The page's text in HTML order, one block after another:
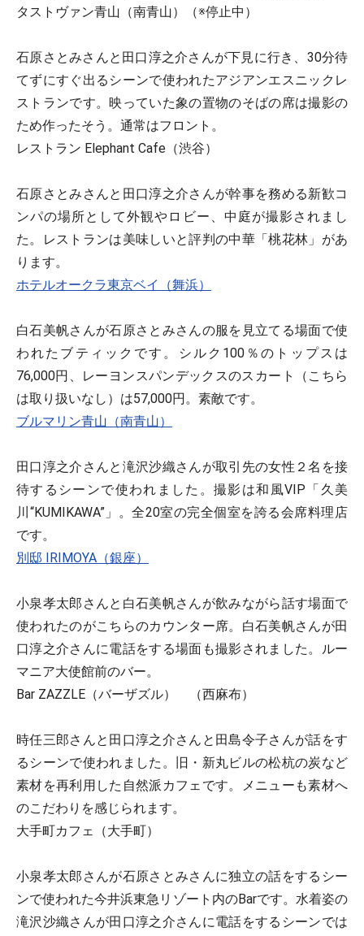
タストヴァン青山（南青山）（※停止中）
石原さとみさんと田口淳之介さんが下見に行き、30分待
てずにすぐ出るシーンで使われたアジアンエスニックレ
ストランです。映っていた象の置物のそばの席は撮影の
ため作ったそう。通常はフロント。
レストラン Elephant Cafe（渋谷）
石原さとみさんと田口淳之介さんが幹事を務める新歓コ
ンパの場所として外観やロビー、中庭が撮影されまし
た。レストランは美味しいと評判の中華「桃花林」があ
ります。
ホテルオークラ東京ベイ（舞浜）
白石美帆さんが石原さとみさんの服を見立てる場面で使
われたブティックです。シルク100％のトップスは
76,000円、レーヨンスパンデックスのスカート（こちら
は取り扱いなし）は57,000円。素敵です。
ブルマリン青山（南青山）
田口淳之介さんと滝沢沙織さんが取引先の女性２名を接
待するシーンで使われました。撮影は和風VIP「久美
川“KUMIKAWA”」。全20室の完全個室を誇る会席料理店
です。
別邸 IRIMOYA（銀座）
小泉孝太郎さんと白石美帆さんが飲みながら話す場面で
使われたのがこちらのカウンター席。白石美帆さんが田
口淳之介さんに電話をする場面も撮影されました。ルー
マニア大使館前のバー。
Bar ZAZZLE（バーザズル） （西麻布）
時任三郎さんと田口淳之介さんと田島令子さんが話をす
るシーンで使われました。旧・新丸ビルの松杭の炭など
素材を再利用した自然派カフェです。メニューも素材へ
のこだわりを感じられます。
大手町カフェ（大手町）
小泉孝太郎さんが石原さとみさんに独立の話をするシー
ンで使われた今井浜東急リゾート内のBarです。水着姿の
滝沢沙織さんが田口淳之介さんに電話をするシーンでは